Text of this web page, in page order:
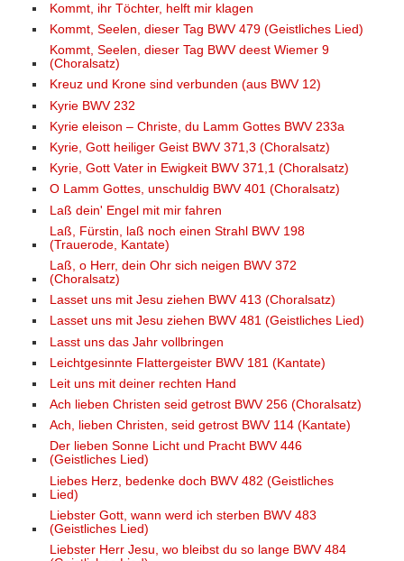
Kommt, ihr Töchter, helft mir klagen
Kommt, Seelen, dieser Tag BWV 479 (Geistliches Lied)
Kommt, Seelen, dieser Tag BWV deest Wiemer 9
(Choralsatz)
Kreuz und Krone sind verbunden (aus BWV 12)
Kyrie BWV 232
Kyrie eleison – Christe, du Lamm Gottes BWV 233a
Kyrie, Gott heiliger Geist BWV 371,3 (Choralsatz)
Kyrie, Gott Vater in Ewigkeit BWV 371,1 (Choralsatz)
O Lamm Gottes, unschuldig BWV 401 (Choralsatz)
Laß dein' Engel mit mir fahren
Laß, Fürstin, laß noch einen Strahl BWV 198
(Trauerode, Kantate)
Laß, o Herr, dein Ohr sich neigen BWV 372
(Choralsatz)
Lasset uns mit Jesu ziehen BWV 413 (Choralsatz)
Lasset uns mit Jesu ziehen BWV 481 (Geistliches Lied)
Lasst uns das Jahr vollbringen
Leichtgesinnte Flattergeister BWV 181 (Kantate)
Leit uns mit deiner rechten Hand
Ach lieben Christen seid getrost BWV 256 (Choralsatz)
Ach, lieben Christen, seid getrost BWV 114 (Kantate)
Der lieben Sonne Licht und Pracht BWV 446
(Geistliches Lied)
Liebes Herz, bedenke doch BWV 482 (Geistliches
Lied)
Liebster Gott, wann werd ich sterben BWV 483
(Geistliches Lied)
Liebster Herr Jesu, wo bleibst du so lange BWV 484